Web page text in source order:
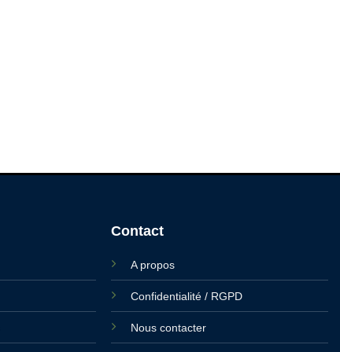
Contact
A propos
Confidentialité / RGPD
Nous contacter